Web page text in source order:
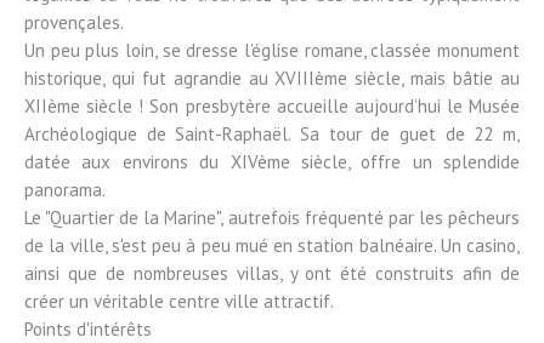
provençales.
Un peu plus loin, se dresse l’église romane, classée monument
historique, qui fut agrandie au XVIIIème siècle, mais bâtie au
XIIème siècle ! Son presbytère accueille aujourd’hui le Musée
Archéologique de Saint-Raphaël. Sa tour de guet de 22 m,
datée aux environs du XIVème siècle, offre un splendide
panorama.
Le "Quartier de la Marine", autrefois fréquenté par les pêcheurs
de la ville, s'est peu à peu mué en station balnéaire. Un casino,
ainsi que de nombreuses villas, y ont été construits afin de
créer un véritable centre ville attractif.
Points d'intérêts